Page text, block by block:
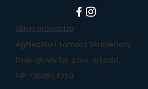
Sklep prowadzą
Agnieszka i Tomasz Skupieńscy,
Dwie głowy Sp. z.o.o. w Łodzi,
NIP 7262654350